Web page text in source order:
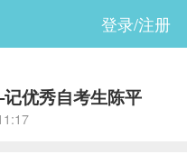
登录/注册
优秀自考生陈平